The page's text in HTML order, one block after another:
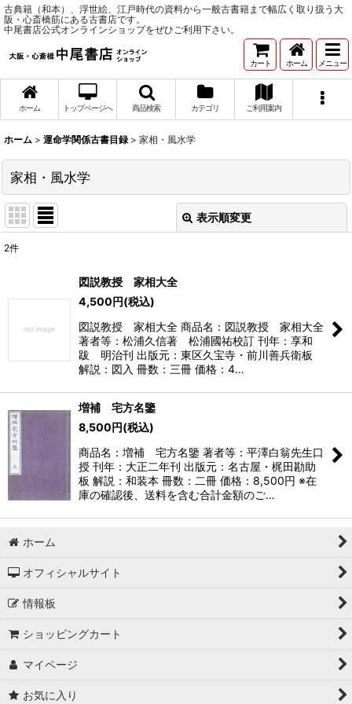
古典籍（和本）、浮世絵、江戸時代の資料から一般古書籍まで幅広く取り扱う大
阪・心斎橋筋にある古書店です。
中尾書店公式オンラインショップをぜひご利用下さい。
カート ホーム メニュー
ホーム トップページへ 商品検索 カテゴリ ご利用案内
ホーム > 運命学関係古書目録 > 家相・風水学
家相・風水学
表示順変更
絞り込む
2件
図説教授 家相大全
4,500円(税込)
図説教授 家相大全 商品名：図説教授 家相大全
著者等：松浦久信著 松浦國祐校訂 刊年：享和
跋 明治刊 出版元：東区久宝寺・前川善兵衛板
解説：図入 冊数：三冊 価格：4…
増補 宅方名鑒
8,500円(税込)
商品名：増補 宅方名鑒 著者等：平澤白翁先生口
授 刊年：大正二年刊 出版元：名古屋・梶田勘助
板 解説：和装本 冊数：二冊 価格：8,500円 ※在
庫の確認後、送料を含む合計金額のご…
ホーム
オフィシャルサイト
情報板
ショッピングカート
マイページ
お気に入り